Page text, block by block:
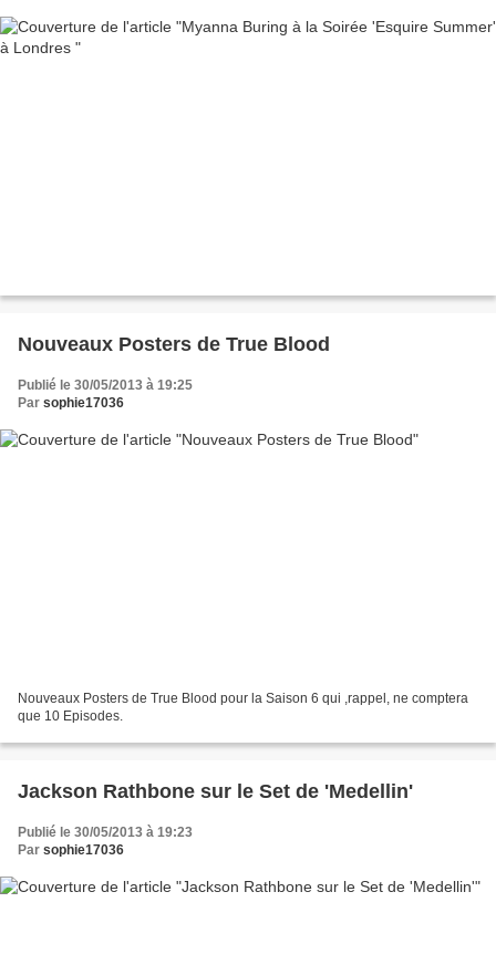
Nouveaux Posters de True Blood
Publié le 30/05/2013 à 19:25
Par sophie17036
Nouveaux Posters de True Blood pour la Saison 6 qui ,rappel, ne comptera
que 10 Episodes.
Jackson Rathbone sur le Set de 'Medellin'
Publié le 30/05/2013 à 19:23
Par sophie17036